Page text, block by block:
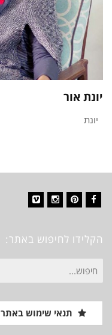
יונת אור
יונת
הקלידו לחיפוש באתר:
חיפוש
עבור:
תנאי שימוש באתר